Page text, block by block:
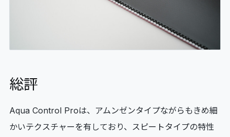
総評
Aqua Control Proは、アムンゼンタイプながらもきめ細
かいテクスチャーを有しており、スピートタイプの特性